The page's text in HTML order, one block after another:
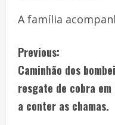
A família
Previous:
Caminhão dos
resgate de cobra em
a conter as chamas.